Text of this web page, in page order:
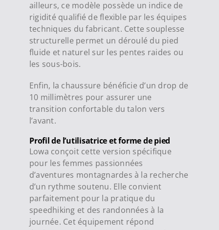
ailleurs, ce modèle possède un indice de
rigidité qualifié de flexible par les équipes
techniques du fabricant. Cette souplesse
structurelle permet un déroulé du pied
fluide et naturel sur les pentes raides ou
les sous-bois.
Enfin, la chaussure bénéficie d’un drop de
10 millimètres pour assurer une
transition confortable du talon vers
l’avant.
Profil de l’utilisatrice et forme de pied
Lowa conçoit cette version spécifique
pour les femmes passionnées
d’aventures montagnardes à la recherche
d’un rythme soutenu. Elle convient
parfaitement pour la pratique du
speedhiking et des randonnées à la
journée. Cet équipement répond